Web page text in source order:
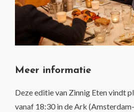
Meer informatie
Deze editie van Zinnig Eten vindt
vanaf 18:30 in de Ark